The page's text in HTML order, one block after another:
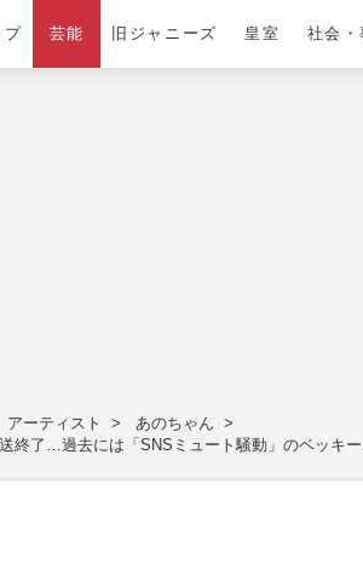
プ 芸能 旧ジャニーズ 皇室 社会・
アーティスト
あのちゃん
終了…過去には「SNSミュート騒動」のベッキ